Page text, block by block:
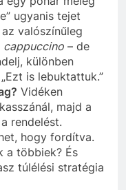
ugyanis tejet
valószínűleg
cappuccino – de
különben
is lebuktattuk.”
Vidéken
majd a
rendelést.
hogy fordítva.
a többiek? És
túlélési stratégia